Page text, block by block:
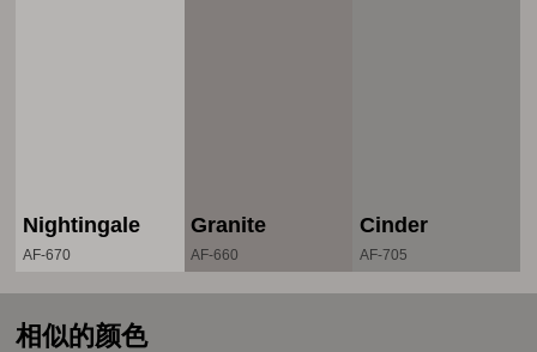
Nightingale
AF-670
Granite
AF-660
Cinder
AF-705
相似的颜色